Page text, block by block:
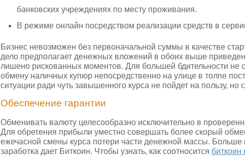
банковских учреждениях по месту проживания.
В режиме онлайн посредством реализации средств в
Бизнес невозможен без первоначальной суммы в качестве
дело предполагает денежных вложений в обоих выше
лишено рискованных моментов. Для большей бдительности не
обмену наличных купюр непосредственно на улице в толпе
ситуации ради чуть завышенного курса не пойдет на пользу, но
Обеспечение гарантии
Обменивать валюту целесообразно исключительно в
Для обретения прибыли уместно совершать более скорый
ежечасной смены курса потери части денежной массы. Больше
заработка дает Биткоин. Чтобы узнать, как соотносится биткоин